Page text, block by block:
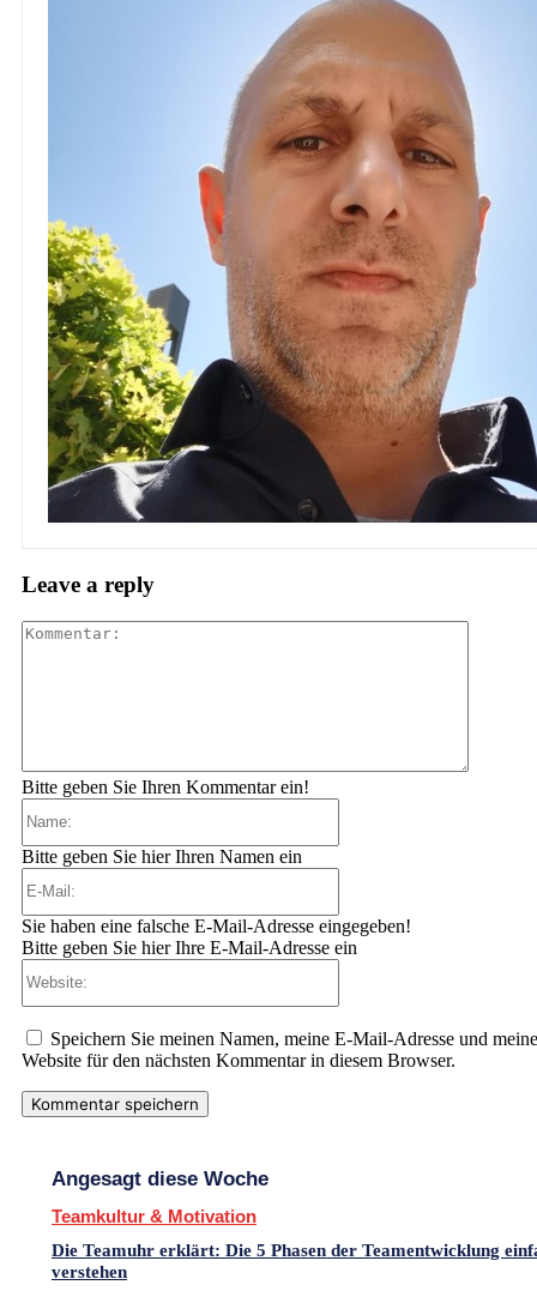
Leave a reply
Bitte geben Sie Ihren Kommentar ein!
Bitte geben Sie hier Ihren Namen ein
Sie haben eine falsche E-Mail-Adresse eingegeben!
Bitte geben Sie hier Ihre E-Mail-Adresse ein
Speichern Sie meinen Namen, meine E-Mail-Adresse und meine
Website für den nächsten Kommentar in diesem Browser.
Angesagt diese Woche
Teamkultur & Motivation
Die Teamuhr erklärt: Die 5 Phasen der Teamentwicklung
verstehen